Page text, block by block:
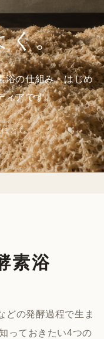
く。
浴の仕組み、はじめ
ィアです。
どく。
素浴
どの発酵過程で生ま
っておきたい4つの